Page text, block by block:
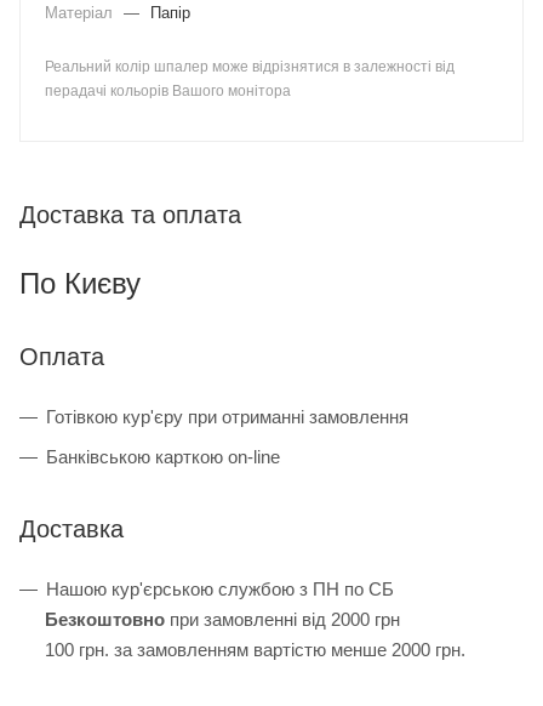
Матеріал
— Папір
Реальний колір шпалер може відрізнятися в залежності від
перадачі кольорів Вашого монітора
Доставка та оплата
По Києву
Оплата
Готівкою кур'єру при отриманні замовлення
Банківською карткою on-line
Доставка
Нашою кур'єрською службою з ПН по СБ
Безкоштовно при замовленні від 2000 грн
100 грн. за замовленням вартістю менше 2000 грн.